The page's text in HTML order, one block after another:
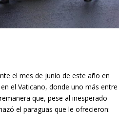
el mes de junio de este año en
el Vaticano, donde uno más entre
que, pese al inesperado
el paraguas que le ofrecieron: